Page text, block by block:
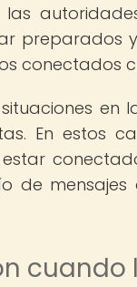
las
preparados
conectados
En estos
de
cuando